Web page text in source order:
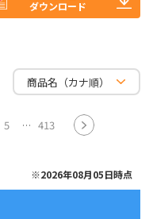
ダウンロード
5 413
※2026年08月05日時点